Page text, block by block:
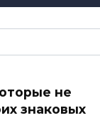
не
знаковых